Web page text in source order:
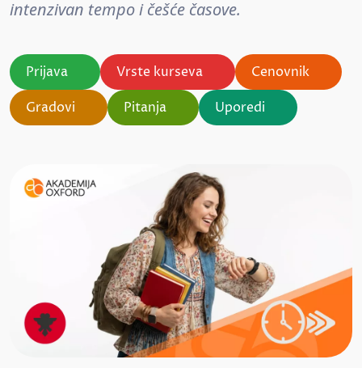
intenzivan tempo i češće časove.
Prijava Vrste kurseva
Cenovnik
Gradovi
Pitanja Uporedi